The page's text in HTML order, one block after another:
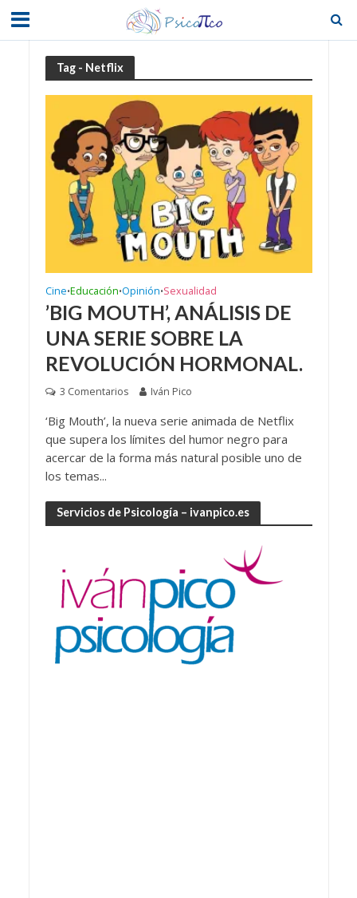
Tag - Netflix
Cine•Educación•Opinión•Sexualidad
’BIG MOUTH’, ANÁLISIS DE
UNA SERIE SOBRE LA
REVOLUCIÓN HORMONAL.
3 Comentarios Iván Pico
‘Big Mouth’, la nueva serie animada de Netflix
que supera los límites del humor negro para
acercar de la forma más natural posible uno de
los temas...
Servicios de Psicología – ivanpico.es